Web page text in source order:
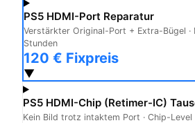
PS5 HDMI-Port Reparatur
Verstärkter Original-Port + Extra-Bügel ·
Stunden
120 € Fixpreis
▼
PS5 HDMI-Chip (Retimer-IC)
Kein Bild trotz intaktem Port · Chip-Level